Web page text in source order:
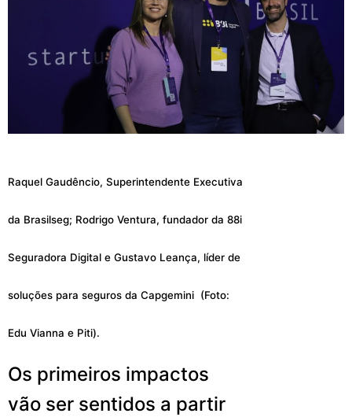
Raquel Gaudêncio, Superintendente Executiva
da Brasilseg; Rodrigo Ventura, fundador da 88i
Seguradora Digital e Gustavo Leança, líder de
soluções para seguros da Capgemini (Foto:
Edu Vianna e Piti).
Os primeiros impactos
vão ser sentidos a partir